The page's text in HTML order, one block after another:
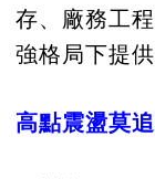
存、廠務工
強格局下提
高點震盪莫